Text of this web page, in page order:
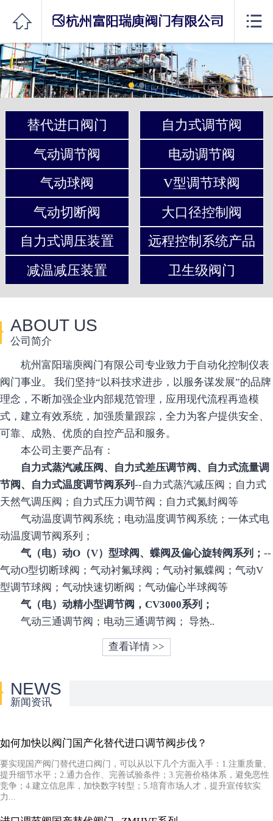
网站首页
公司简介
产品展示
新闻资讯
销售网络


替代进口阀门
自力式调节阀
气动调节阀
电动调节阀
气动球阀
V型调节球阀
气动切断阀
大口径控制阀
自力式调压装置
远程控制系统产品
减温减压装置
卫生级阀门
ABOUT US
公司简介
杭州富阳瑞庾阀门有限公司专业致力于自动化控制仪表
阀门事业。 我们坚持“以科技求进步，以服务谋发展”的品牌
理念，不断加强企业内部规范管理，应用现代流程再造模
式，建立有效系统，加强质量跟踪，全力为客户提供安全、
可靠、成熟、优质的自控产品和服务。
本公司主要产品有：
自力式蒸汽减压阀、自力式差压调节阀、自力式流量调
节阀、自力式温度调节阀系列 --自力式蒸汽减压阀；自力式
天然气调压阀；自力式压力调节阀；自力式氮封阀等
气动温度调节阀系统；电动温度调节阀系统；一体式电
动温度调节阀系列；
气（电）动O（V）型球阀、蝶阀及偏心旋转阀系列； --
气动O型切断球阀；气动衬氟球阀；气动衬氟蝶阀；气动V
型调节球阀；气动快速切断阀；气动偏心半球阀等
气（电）动精小型调节阀，CV3000系列；
气动三通调节阀；电动三通调节阀； 导热..
查看详情 >>
NEWS
新闻资讯
如何加快以阀门国产化替代进口调节阀步伐？
要实现国产阀门替代进口阀门，可以从以下几个方面入手：1.注重质量、
提升细节水平；2.通力合作、完善试验条件；3.完善价格体系，避免恶性
竞争；4.建立信息库，加快数字转型；5.培育市场人才，提升宣传软实
力...